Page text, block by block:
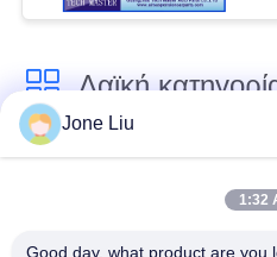
Λαϊκή
Κλονισμός
Jone Liu
1:32
Good day, what product are you